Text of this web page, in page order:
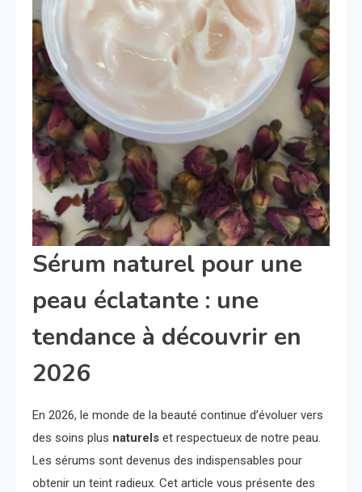
Sérum naturel pour une
peau éclatante : une
tendance à découvrir en
2026
En 2026, le monde de la beauté continue d’évoluer vers
des soins plus naturels et respectueux de notre peau.
Les sérums sont devenus des indispensables pour
obtenir un teint radieux. Cet article vous présente des